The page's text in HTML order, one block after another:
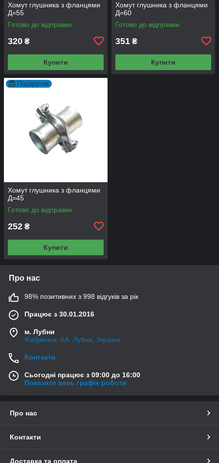
Хомут глушника з фланцями
Д=55
Готово до відправки
320 ₴
Купити
Хомут глушника з фланцями
Д=60
Готово до відправки
351 ₴
Купити
Подарунок
Хомут глушника з фланцями
Д=45
Готово до відправки
252 ₴
Купити
Про нас
98% позитивних з 998 відгуків за рік
Працює з 30.01.2016
м. Лубни
Фабрична, 6А, Лубни, Україна
Контакти
Сьогодні працює з 09:00 до 16:00
Показати весь графік роботи
Про нас
Контакти
Доставка та оплата